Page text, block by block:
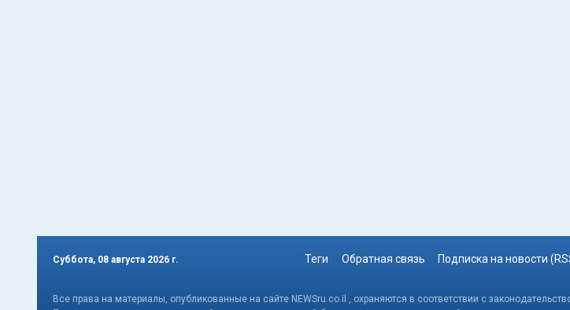
Суббота, 08 августа 2026 г. Теги Обратная связь Подписка на новости
Все права на материалы, опубликованные на сайте NEWSru.co.il , охраняются в соответствии с